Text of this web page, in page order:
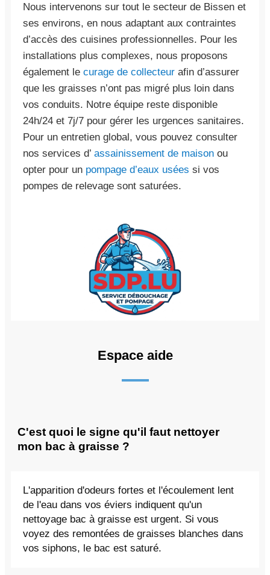
Nous intervenons sur tout le secteur de Bissen et
ses environs, en nous adaptant aux contraintes
d’accès des cuisines professionnelles. Pour les
installations plus complexes, nous proposons
également le curage de collecteur afin d’assurer
que les graisses n’ont pas migré plus loin dans
vos conduits. Notre équipe reste disponible
24h/24 et 7j/7 pour gérer les urgences sanitaires.
Pour un entretien global, vous pouvez consulter
nos services d’ assainissement de maison ou
opter pour un pompage d’eaux usées si vos
pompes de relevage sont saturées.
Espace aide
C'est quoi le signe qu'il faut nettoyer
mon bac à graisse ?
L'apparition d'odeurs fortes et l'écoulement lent
de l'eau dans vos éviers indiquent qu'un
nettoyage bac à graisse est urgent. Si vous
voyez des remontées de graisses blanches dans
vos siphons, le bac est saturé.